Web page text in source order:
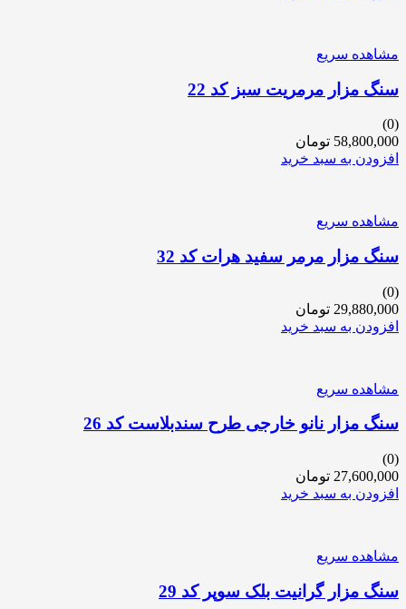
مشاهده سریع
سنگ مزار مرمریت سبز کد 22
(0)
58,800,000 تومان
افزودن به سبد خرید
مشاهده سریع
سنگ مزار مرمر سفید هرات کد 32
(0)
29,880,000 تومان
افزودن به سبد خرید
مشاهده سریع
سنگ مزار نانو خارجی طرح سندبلاست کد 26
(0)
27,600,000 تومان
افزودن به سبد خرید
مشاهده سریع
سنگ مزار گرانیت بلک سوپر کد 29